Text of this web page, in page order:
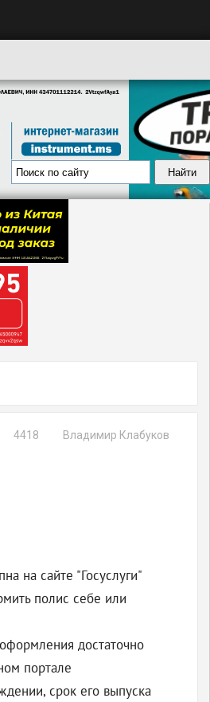
Владимир Клабуков
4418
на сайте "Госуслуги"
полис себе или
достаточно
портале
срок его выпуска